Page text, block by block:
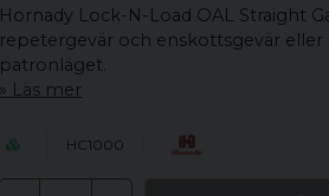
Hornady Lock-N-Load OAL Straight
repetergevär och enskottsgevär
patronläget.
Läs mer
HC1000